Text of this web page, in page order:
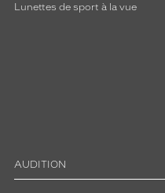
Lunettes de sport à la vue
AUDITION